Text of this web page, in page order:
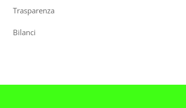
Trasparenza
Bilanci